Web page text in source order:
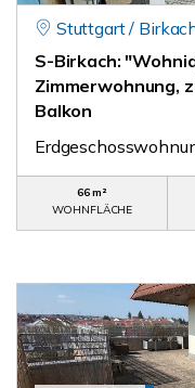
Stuttgart /
S-Birkach:
Zimmerwohnung,
Balkon
66 m²
WOHNFLÄCHE